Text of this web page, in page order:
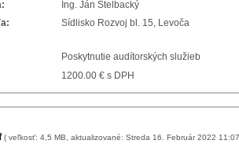
Ing. Ján Štelbacký
Sídlisko Rozvoj bl. 15, Levoča
Poskytnutie audítorských služieb
1200.00 € s DPH
( veľkosť: 4,5 MB, aktualizované: Streda 16. Február 2022